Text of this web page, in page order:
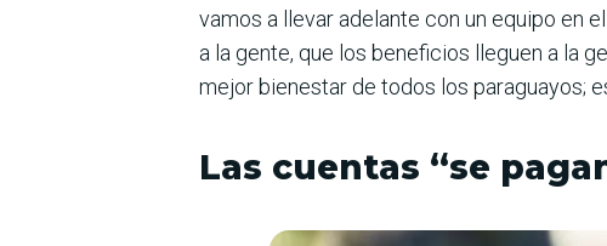
vamos a llevar adelante con un equipo en
a la gente, que los beneficios lleguen a la
mejor bienestar de todos los paraguayos;
Las cuentas “se